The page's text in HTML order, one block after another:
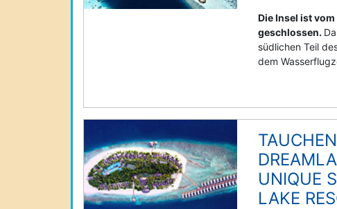
Die Insel ist
geschlossen.
südlichen Teil
dem
TAUCHEN
UNIQUE
LAKE